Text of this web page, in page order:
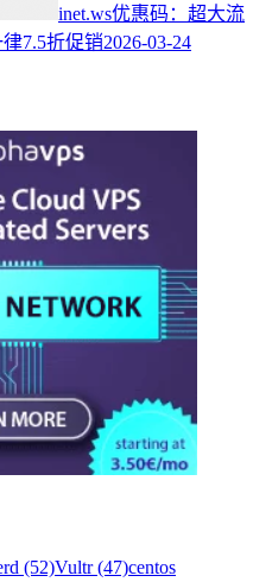
inet.ws优惠码：超大流
7.5折促销2026-03-24
(52)Vultr (47)centos